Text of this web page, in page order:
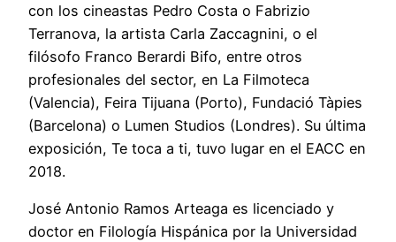
con los cineastas Pedro Costa o Fabrizio
Terranova, la artista Carla Zaccagnini, o el
filósofo Franco Berardi Bifo, entre otros
profesionales del sector, en La Filmoteca
(Valencia), Feira Tijuana (Porto), Fundació Tàpies
(Barcelona) o Lumen Studios (Londres). Su última
exposición, Te toca a ti, tuvo lugar en el EACC en
2018.
José Antonio Ramos Arteaga es licenciado y
doctor en Filología Hispánica por la Universidad